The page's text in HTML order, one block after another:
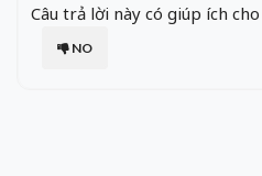
Câu trả lời này có giúp ích
NO